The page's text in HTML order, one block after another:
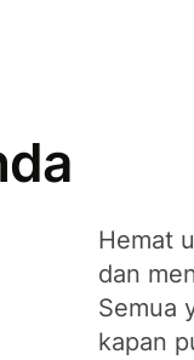
Hemat
dan
Semua
kapan